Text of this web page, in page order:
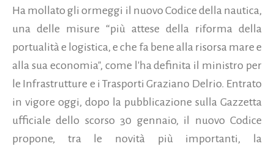
Ha mollato gli ormeggi il nuovo Codice della nautica,
una delle misure “più attese della riforma della
portualità e logistica, e che fa bene alla risorsa mare e
alla sua economia", come l'ha definita il ministro per
le Infrastrutture e i Trasporti Graziano Delrio. Entrato
in vigore oggi, dopo la pubblicazione sulla Gazzetta
ufficiale dello scorso 30 gennaio, il nuovo Codice
propone, tra le novità più importanti, la